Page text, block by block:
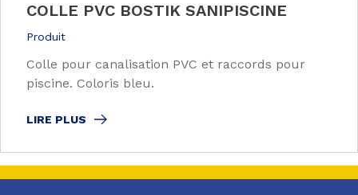
COLLE PVC BOSTIK SANIPISCINE
Produit
Colle pour canalisation PVC et raccords pour
piscine. Coloris bleu.
LIRE PLUS